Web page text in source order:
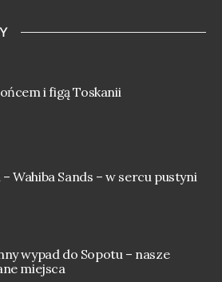
i figą Toskanii
Wahiba Sands – w sercu pustyni
wypad do Sopotu – nasze
miejsca